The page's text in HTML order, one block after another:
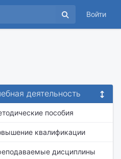
Войти
деятельность
пособия
квалификации
дисциплины